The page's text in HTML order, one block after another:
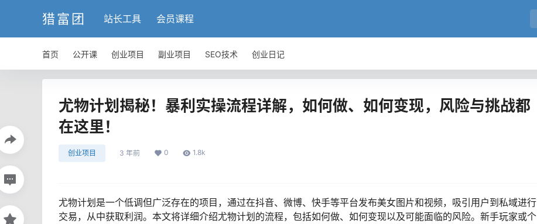
猎富团 站长工具 会员课程
首页 公开课 创业项目 副业项目 SEO技术 创业日记
尤物计划揭秘！暴利实操流程详解，如何做、如何变现，风险与挑战都
在这里！
创业项目 3 年前 0 1.8k
尤物计划是一个低调但广泛存在的项目，通过在抖音、微博、快手等平台发布美女图片和视频，吸引用户到私域进行
交易，从中获取利润。本文将详细介绍尤物计划的流程，包括如何做、如何变现以及可能面临的风险。新手玩家或个